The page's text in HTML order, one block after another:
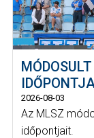
2026-08-03
Az MLSZ
időpontjait.